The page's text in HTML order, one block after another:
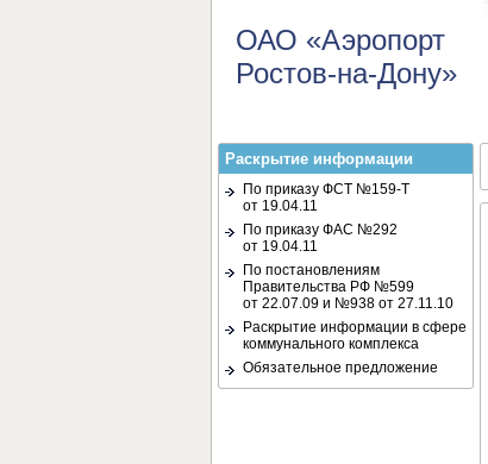
ОАО «Аэропорт
Ростов-на-Дону»
Раскрытие информации
По приказу ФСТ №159-Т
от 19.04.11
По приказу ФАС №292
от 19.04.11
По постановлениям
Правительства РФ №599
от 22.07.09 и №938 от 27.11.10
Раскрытие информации в сфере
коммунального комплекса
Обязательное предложение